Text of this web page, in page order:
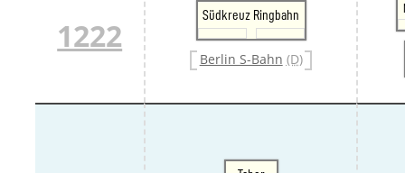
1222
Südkreuz Ringbahn
Berlin S-Bahn (D)